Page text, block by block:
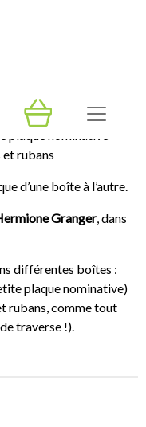
collectors :
plaque nominative
rubans
d’une boîte à l’autre.
Granger, dans
différentes boîtes :
plaque nominative)
rubans, comme tout
traverse !).